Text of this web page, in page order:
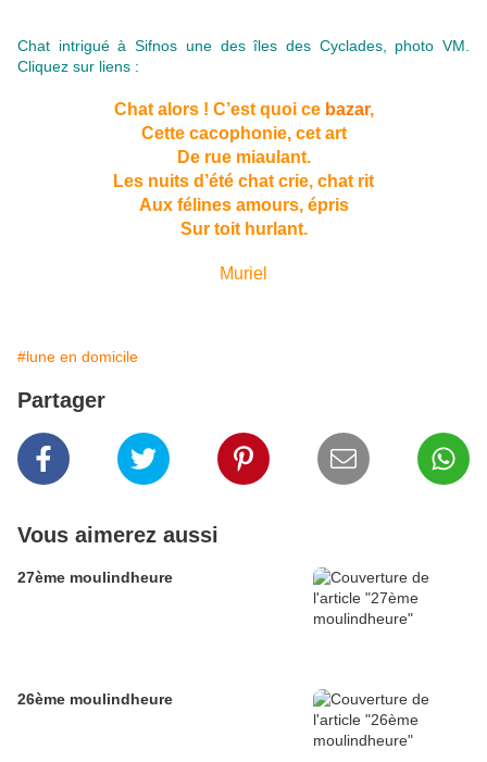
Chat intrigué àSifnos une desîles des Cyclades, photo VM.
Cliquez sur liens :
Chat alors ! C’est quoi ce bazar,
Cette cacophonie, cet art
De rue miaulant.
Les nuits d’été chat crie, chat rit
Aux félines amours, épris
Sur toit hurlant.
Muriel
#lune en domicile
Partager
Vous aimerez aussi
27ème moulindheure
26ème moulindheure